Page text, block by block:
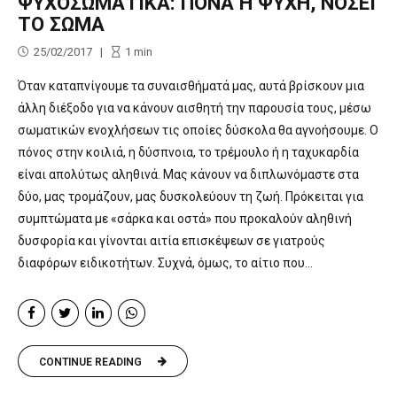
ΤΟ ΣΩΜΑ
25/02/2017 1 min
Όταν καταπνίγουμε τα συναισθήματά μας, αυτά βρίσκουν μια
άλλη διέξοδο για να κάνουν αισθητή την παρουσία τους, μέσω
σωματικών ενοχλήσεων τις οποίες δύσκολα θα αγνοήσουμε. Ο
πόνος στην κοιλιά, η δύσπνοια, το τρέμουλο ή η ταχυκαρδία
είναι απολύτως αληθινά. Μας κάνουν να διπλωνόμαστε στα
δύο, μας τρομάζουν, μας δυσκολεύουν τη ζωή. Πρόκειται για
συμπτώματα με «σάρκα και οστά» που προκαλούν αληθινή
δυσφορία και γίνονται αιτία επισκέψεων σε γιατρούς
διαφόρων ειδικοτήτων. Συχνά, όμως, το αίτιο που...
CONTINUE READING